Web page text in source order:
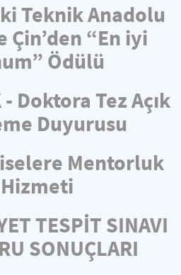
Teknik Anadolu
Çin’den “En iyi
Ödülü
Doktora Tez Açık
Duyurusu
Mentorluk
Hizmeti
TESPİT SINAVI
SONUÇLARI